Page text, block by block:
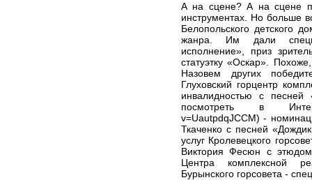
А на сцене? А на сцене
инструментах. Но больше
Белопольского детского
жанра. Им дали
исполнение», приз
статуэтку «Оскар».
Назовем других
Глуховский горцентр
инвалидностью с песней
посмотреть в
v=UautpdqJCCM) -
Ткаченко с песней
услуг Кролевецкого
Виктория Фесюн с
Центра комплексной
Бурынского горсовета -